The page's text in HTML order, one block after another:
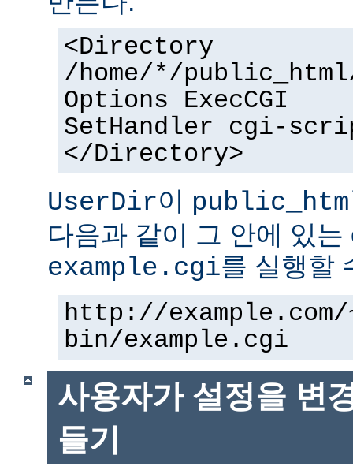
<Directory
/home/*/
Options ExecCGI
SetHandler cgi-
</Directory>
UserDir이
다음과 같이 그 안에 있
example.cgi를 실행할
http://
bin/example.cgi
사용자가 설정을 변
들기